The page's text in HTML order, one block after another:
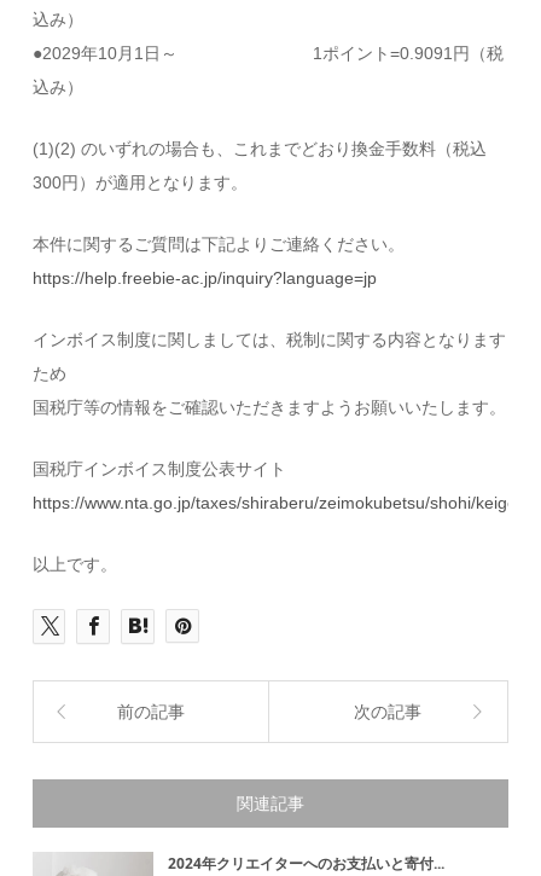
込み）
●2029年10月1日～ 1ポイント=0.9091円（税
込み）
(1)(2) のいずれの場合も、これまでどおり換金手数料（税込
300円）が適用となります。
本件に関するご質問は下記よりご連絡ください。
https://help.freebie-ac.jp/inquiry?language=jp
インボイス制度に関しましては、税制に関する内容となります
ため
国税庁等の情報をご確認いただきますようお願いいたします。
国税庁インボイス制度公表サイト
https://www.nta.go.jp/taxes/shiraberu/zeimokubetsu/shohi/
以上です。
前の記事 次の記事
関連記事
2024年クリエイターへのお支払いと寄付...